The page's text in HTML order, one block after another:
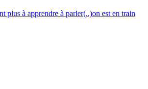
plus à apprendre à parler(..)on est en train